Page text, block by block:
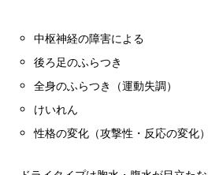
中枢神経の障害による
後ろ足のふらつき
全身のふらつき（運動失調）
けいれん
性格の変化（攻撃性・反応の変化